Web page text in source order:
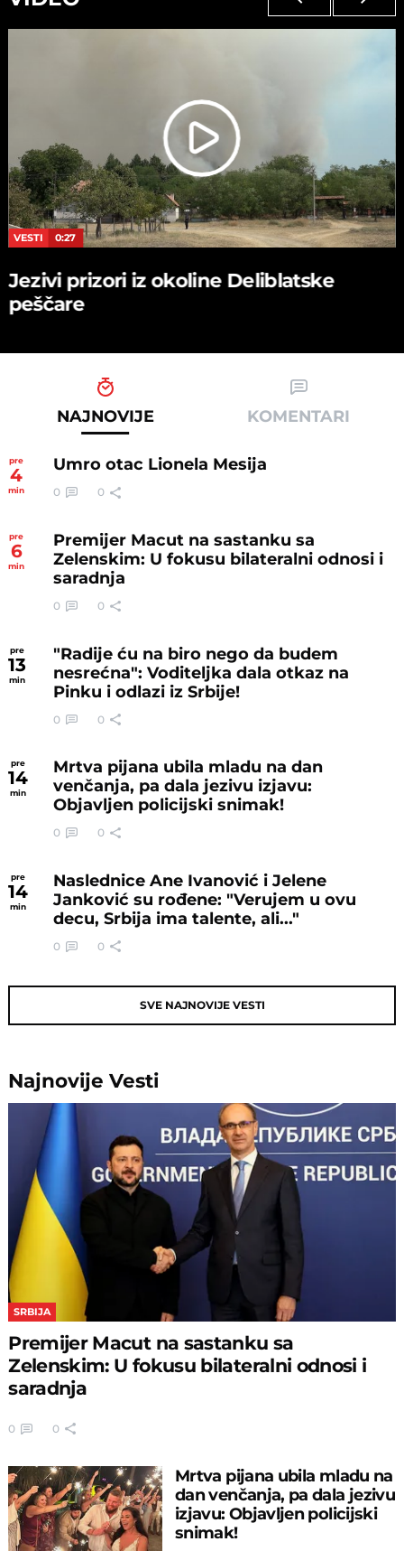
VESTI 0:27
Jezivi prizori iz okoline Deliblatske
peščare
NAJNOVIJE KOMENTARI
pre
4
min
Umro otac Lionela Mesija
0 0
pre
6
min
Premijer Macut na sastanku sa
Zelenskim: U fokusu bilateralni odnosi i
saradnja
0 0
pre
13
min
"Radije ću na biro nego da budem
nesrećna": Voditeljka dala otkaz na
Pinku i odlazi iz Srbije!
0 0
pre
14
min
Mrtva pijana ubila mladu na dan
venčanja, pa dala jezivu izjavu:
Objavljen policijski snimak!
0 0
pre
14
min
Naslednice Ane Ivanović i Jelene
Janković su rođene: "Verujem u ovu
decu, Srbija ima talente, ali..."
0 0
SVE NAJNOVIJE VESTI
NajnovijeVesti
SRBIJA
Premijer Macut na sastanku sa
Zelenskim: U fokusu bilateralni odnosi i
saradnja
0 0
Mrtva pijana ubila mladu na
dan venčanja, pa dala jezivu
izjavu: Objavljen policijski
snimak!